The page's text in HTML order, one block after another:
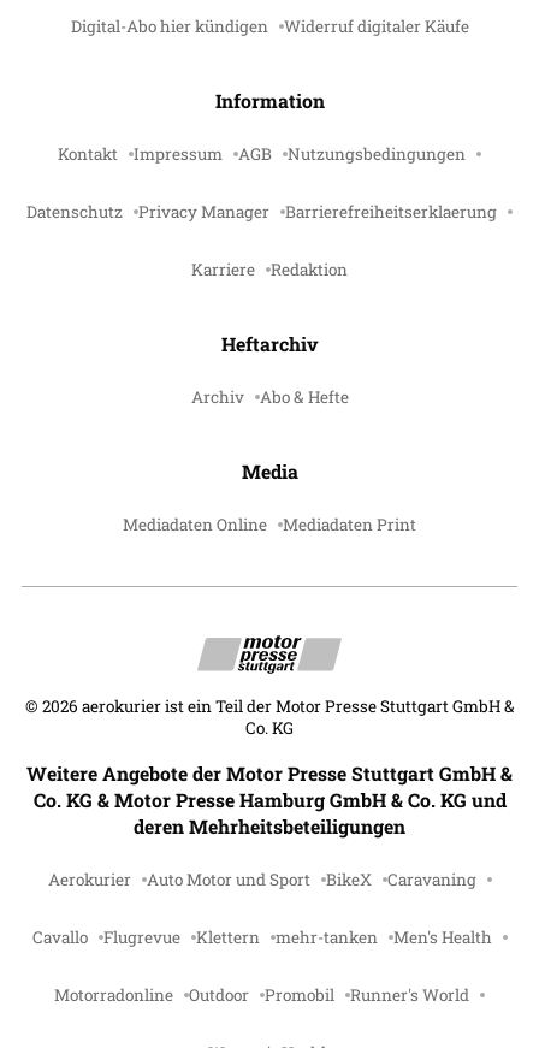
Digital-Abo hier kündigen Widerruf digitaler Käufe
Information
Kontakt Impressum AGB Nutzungsbedingungen
Datenschutz Privacy Manager Barrierefreiheitserklaerung
Karriere Redaktion
Heftarchiv
Archiv Abo & Hefte
Media
Mediadaten Online Mediadaten Print
© 2026 aerokurier ist ein Teil der Motor Presse Stuttgart GmbH &
Co. KG
Weitere Angebote der Motor Presse Stuttgart GmbH &
Co. KG & Motor Presse Hamburg GmbH & Co. KG und
deren Mehrheitsbeteiligungen
Aerokurier Auto Motor und Sport BikeX Caravaning
Cavallo Flugrevue Klettern mehr-tanken Men's Health
Motorradonline Outdoor Promobil Runner's World